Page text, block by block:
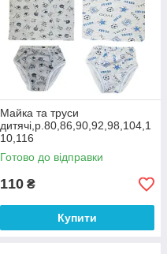
Майка та труси
дитячі,р.80,86,90,92,98,104,1
10,116
Готово до відправки
110 ₴
Купити